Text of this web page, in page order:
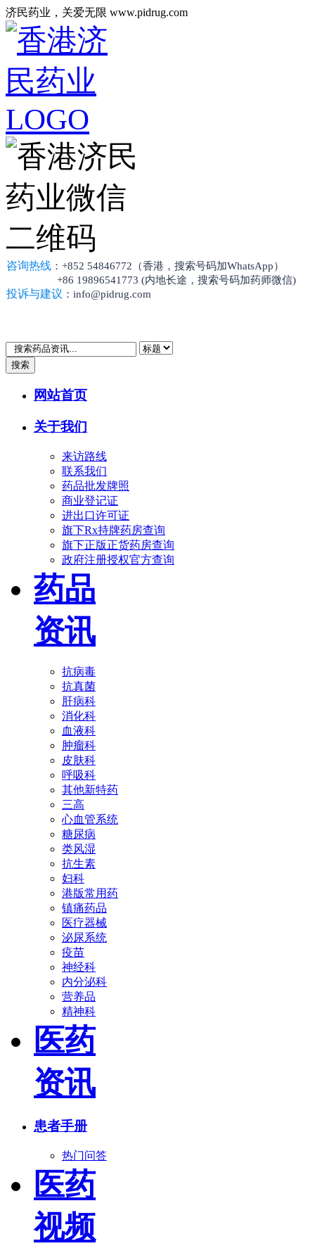
济民药业，关爱无限 www.pidrug.com
咨询热线 ：+852 54846772（香港，搜索号码加WhatsApp）
+86 19896541773 (内地长途，搜索号码加药师微信)
投诉与建议 ：info@pidrug.com
搜索
网站首页
关于我们
来访路线
联系我们
药品批发牌照
商业登记证
进出口许可证
旗下Rx持牌药房查询
旗下正版正货药房查询
政府注册授权官方查询
药品
资讯
抗病毒
抗真菌
肝病科
消化科
血液科
肿瘤科
皮肤科
呼吸科
其他新特药
三高
心血管系统
糖尿病
类风湿
抗生素
妇科
港版常用药
镇痛药品
医疗器械
泌尿系统
疫苗
神经科
内分泌科
营养品
精神科
医药
资讯
患者手册
热门问答
医药
视频